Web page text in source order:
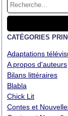
CATÉGORIES
Adaptations
A propos d'auteurs
Bilans littéraires
Blabla
Chick Lit
Contes et